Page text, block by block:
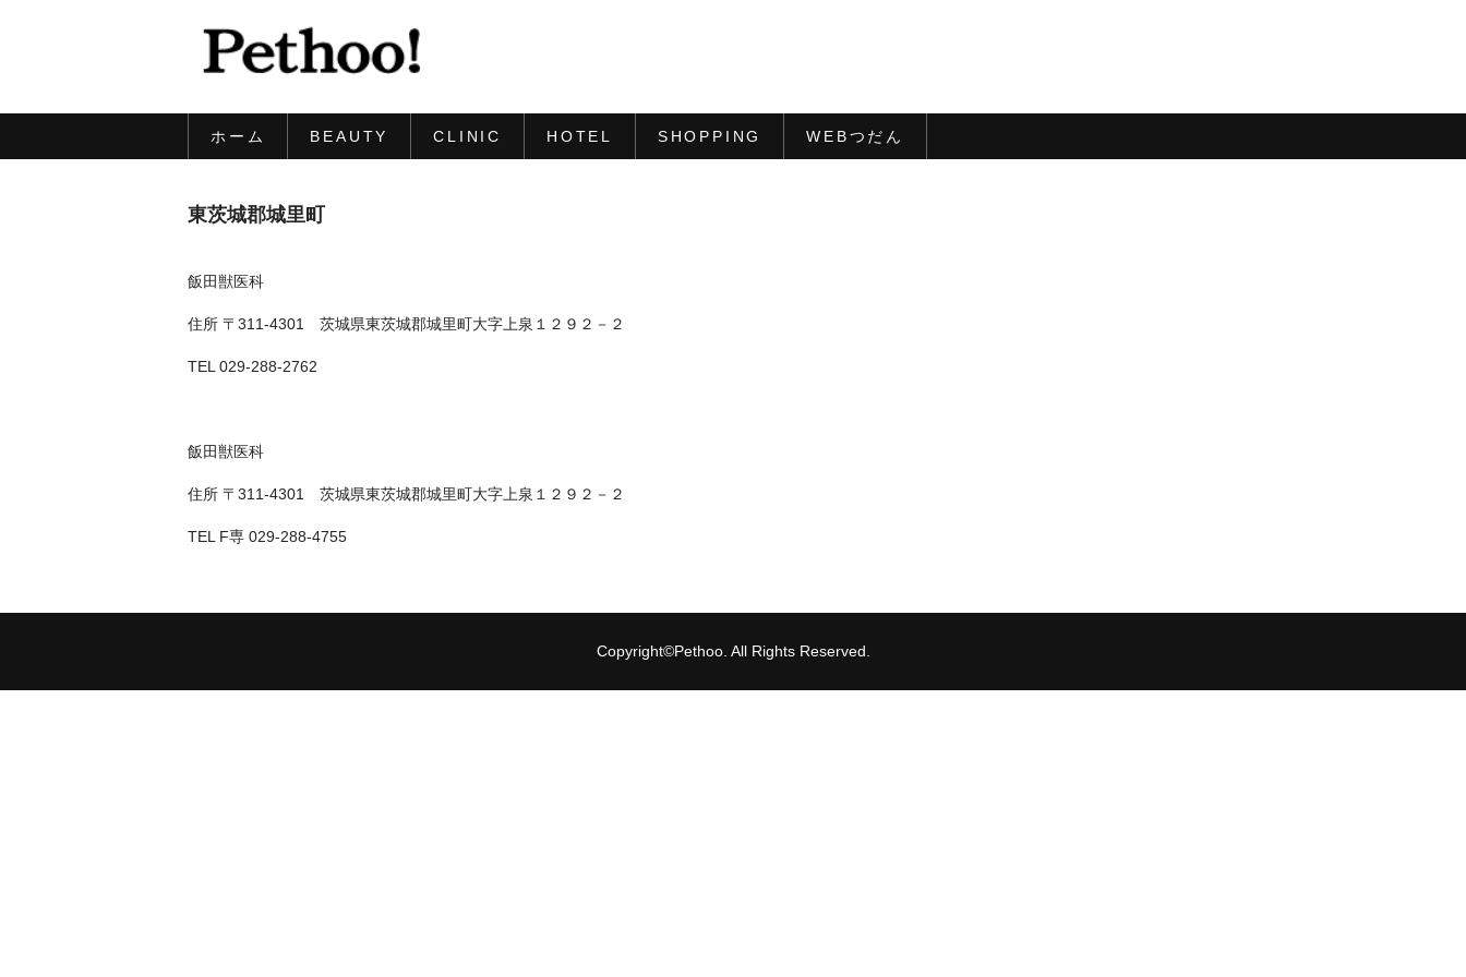
ホーム BEAUTY CLINIC HOTEL SHOPPING WEBつだん
東茨城郡城里町
飯田獣医科
住所 〒311-4301 茨城県東茨城郡城里町大字上泉１２９２－２
TEL 029-288-2762
飯田獣医科
住所 〒311-4301 茨城県東茨城郡城里町大字上泉１２９２－２
TEL F専 029-288-4755
Copyright©Pethoo. All Rights Reserved.